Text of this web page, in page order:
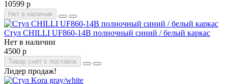
10599 р
Нет в наличии
Стул CHILLI UF860-14B полночный синий / белый каркас
Нет в наличии
4500 р
Товар снят с поставок
Лидер продаж!